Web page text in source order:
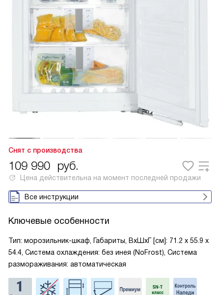
Снят с производства
109 990 руб.
Цена действительна на момент последней продажи
Все инструкции
Ключевые особенности
Тип: морозильник-шкаф, Габариты, ВxШxГ [см]: 71.2 х 55.9 х
54.4, Система охлаждения: без инея (NoFrost), Система
размораживания: автоматическая